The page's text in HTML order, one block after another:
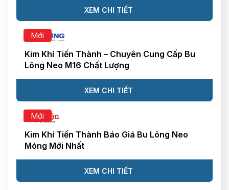
XEM CHI TIẾT
Mới
Kim Khí Tiến Thành – Chuyên Cung Cấp Bu
Lông Neo M16 Chất Lượng
XEM CHI TIẾT
Mới
Kim Khí Tiến Thành Báo Giá Bu Lông Neo
Móng Mới Nhất
XEM CHI TIẾT